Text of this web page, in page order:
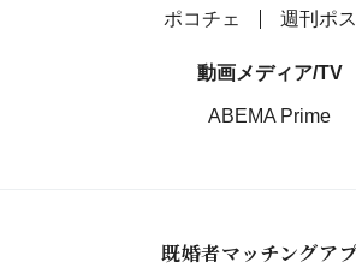
ポコチェ 週刊ポ
動画メディア/TV
ABEMA Prime
既婚者マッチングア